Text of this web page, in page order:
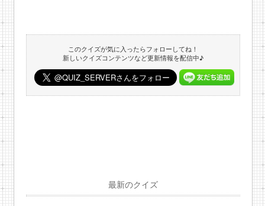
このクイズが気に入ったらフォローしてね！
新しいクイズコンテンツなど更新情報を配信中♪
最新のクイズ